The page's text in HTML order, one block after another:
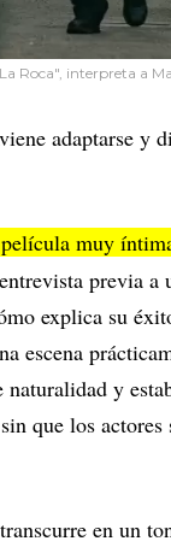
Roca", interpreta a
adaptarse
muy
previa
explica su
escena
naturalidad y
que los
en un